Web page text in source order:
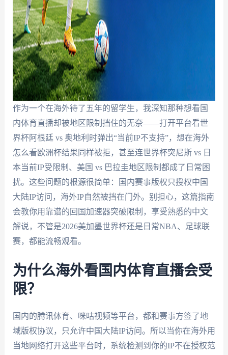
作为一个在海外待了五年的留学生，我深知那种想看国
内体育直播却被地区限制挡住的无奈——打开平台看世
界杯阿根廷 vs 奥地利时弹出“当前IP不支持”，想在海外
怎么看欧洲杯结果同样被拒，甚至连世界杯突尼斯 vs 日
本当前IP受限制、美国 vs 巴拉圭地区限制都成了日常困
扰。这些问题的根源很简单：国内赛事版权只授权中国
大陆IP访问，海外IP自然被挡在门外。别担心，这篇指南
会教你用靠谱的回国加速器突破限制，享受熟悉的中文
解说，不管是2026美加墨世界杯还是日常NBA、足球联
赛，都能流畅观看。
为什么海外看国内体育直播会受
限？
国内的腾讯体育、咪咕视频等平台，都和赛事方签了地
域版权协议，只允许中国大陆IP访问。所以当你在海外用
当地网络打开这些平台时，系统检测到你的IP不在授权范